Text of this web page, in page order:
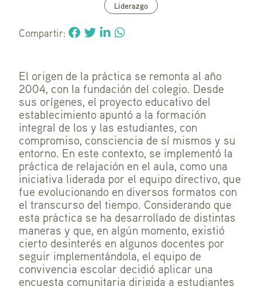
Liderazgo
Compartir:
El origen de la práctica se remonta al año
2004, con la fundación del colegio. Desde
sus orígenes, el proyecto educativo del
establecimiento apuntó a la formación
integral de los y las estudiantes, con
compromiso, consciencia de sí mismos y su
entorno. En este contexto, se implementó la
práctica de relajación en el aula, como una
iniciativa liderada por el equipo directivo, que
fue evolucionando en diversos formatos con
el transcurso del tiempo. Considerando que
esta práctica se ha desarrollado de distintas
maneras y que, en algún momento, existió
cierto desinterés en algunos docentes por
seguir implementándola, el equipo de
convivencia escolar decidió aplicar una
encuesta comunitaria dirigida a estudiantes